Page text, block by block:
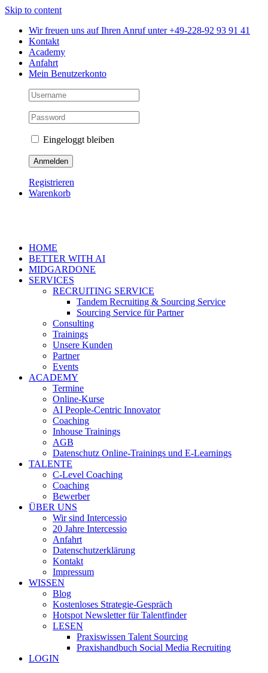
Skip to content
Wir freuen uns auf Ihren Anruf unter +49-228-92 93 91 41
Kontakt
Academy
Anfahrt
Mein Benutzerkonto
Eingeloggt bleiben
Registrieren
Warenkorb
HOME
BETTER WITH AI
MIDGARDONE
SERVICES
RECRUITING SERVICE
Tandem Recruiting & Sourcing Service
Sourcing Service für Partner
Consulting
Trainings
Unsere Kunden
Partner
Events
ACADEMY
Termine
Online-Kurse
AI People-Centric Innovator
Coaching
Inhouse Trainings
AGB
Datenschutz Online-Trainings und E-Learnings
TALENTE
C-Level Coaching
Coaching
Bewerber
ÜBER UNS
Wir sind Intercessio
20 Jahre Intercessio
Anfahrt
Datenschutzerklärung
Kontakt
Impressum
WISSEN
Blog
Kostenloses Strategie-Gespräch
Hotspot Newsletter für Talentfinder
LESEN
Praxiswissen Talent Sourcing
Praxishandbuch Social Media Recruiting
LOGIN